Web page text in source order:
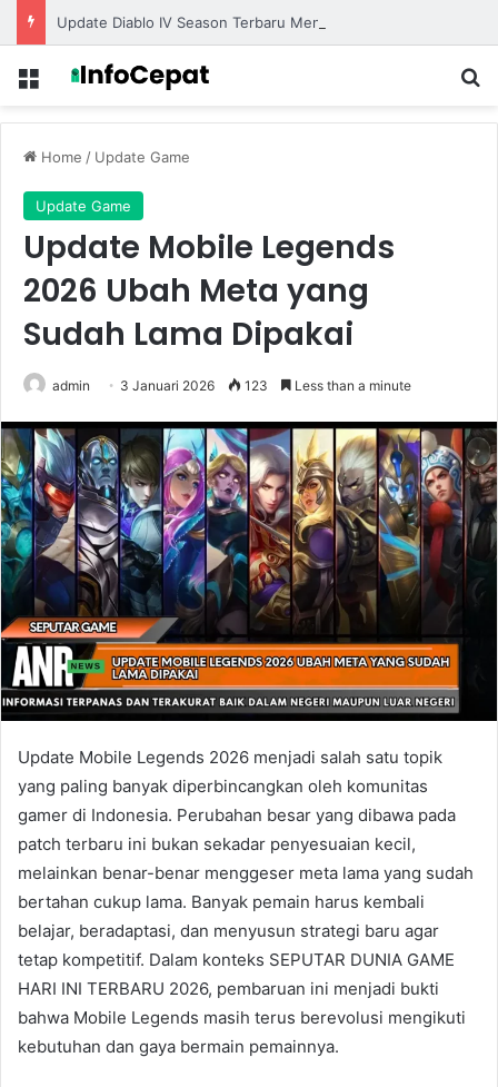
Menu
Home / Update Game
Update Game
Update Mobile Legends
2026 Ubah Meta yang
Sudah Lama Dipakai
admin 3 Januari 2026 123 Less than a minute
Update Mobile Legends 2026 menjadi salah satu topik
yang paling banyak diperbincangkan oleh komunitas
gamer di Indonesia. Perubahan besar yang dibawa pada
patch terbaru ini bukan sekadar penyesuaian kecil,
melainkan benar-benar menggeser meta lama yang sudah
bertahan cukup lama. Banyak pemain harus kembali
belajar, beradaptasi, dan menyusun strategi baru agar
tetap kompetitif. Dalam konteks SEPUTAR DUNIA GAME
HARI INI TERBARU 2026, pembaruan ini menjadi bukti
bahwa Mobile Legends masih terus berevolusi mengikuti
kebutuhan dan gaya bermain pemainnya.